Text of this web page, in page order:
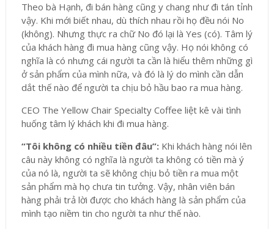
Theo bà Hạnh, đi bán hàng cũng y chang như đi tán tỉnh
vậy. Khi mới biết nhau, dù thích nhau rồi họ đều nói No
(không). Nhưng thực ra chữ No đó lại là Yes (có). Tâm lý
của khách hàng đi mua hàng cũng vậy. Họ nói không có
nghĩa là có nhưng cái người ta cần là hiểu thêm những gì
ở sản phẩm của mình nữa, và đó là lý do mình cần dẫn
dắt thế nào để người ta chịu bỏ hầu bao ra mua hàng.
CEO The Yellow Chair Specialty Coffee liệt kê vài tình
huống tâm lý khách khi đi mua hàng.
“Tôi không có nhiều tiền đâu”:Khi khách hàng nói lên
câu này không có nghĩa là người ta không có tiền mà ý
của nó là, người ta sẽ không chịu bỏ tiền ra mua một
sản phẩm mà họ chưa tin tưởng. Vậy, nhân viên bán
hàng phải trả lời được cho khách hàng là sản phẩm của
mình tạo niềm tin cho người ta như thế nào.